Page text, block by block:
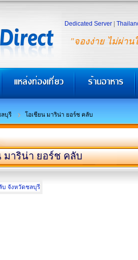
"จองง่าย ไม่ผ่าน
Dedicated Server
บุรี โอเชียน มาริน่า ยอร์ช คลับ
มาริน่า ยอร์ช คลับ